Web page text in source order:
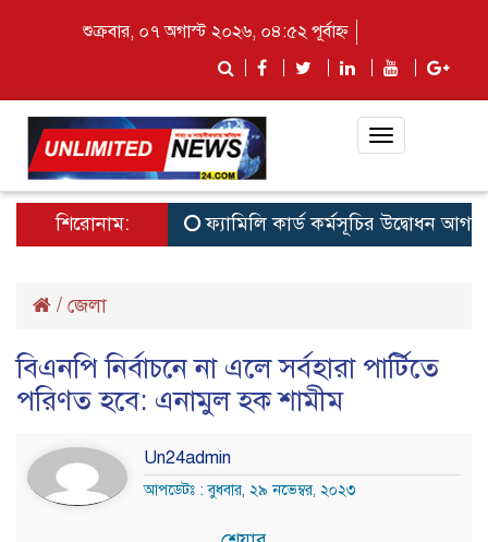
শুক্রবার, ০৭ অগাস্ট ২০২৬, ০৪:৫২ পূর্বাহ্ন
Toggle
শিরোনাম: ফ্যামিলি কার্ড কর্মসূচির উদ্বোধন আগামী
/ জেলা
বিএনপি নির্বাচনে না এলে সর্বহারা পার্টিতে
পরিণত হবে: এনামুল হক শামীম
Un24admin
আপডেটঃ : বুধবার, ২৯ নভেম্বর, ২০২৩